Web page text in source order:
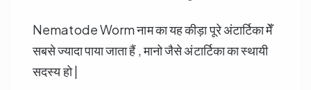
Nematode Worm नाम का यह कीड़ा पूरे अंटार्टिका मेँ
सबसे ज्यादा पाया जाता हैं , मानो जैसे अंटार्टिका का स्थायी
सदस्य हो |